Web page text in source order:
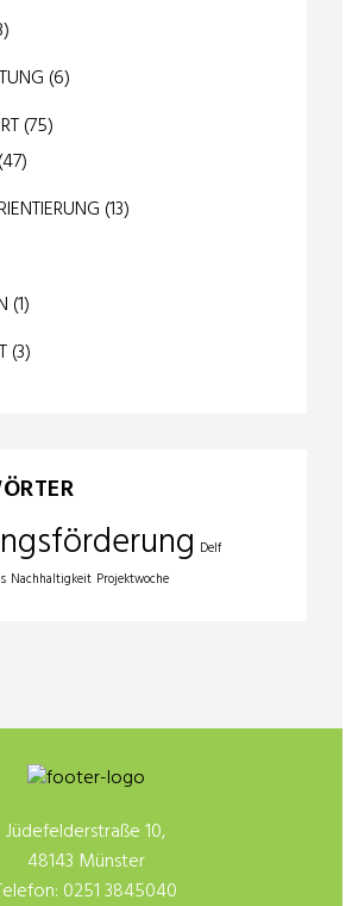
(6)
(75)
(47)
(13)
(1)
(3)
Delf
Nachhaltigkeit Projektwoche
Jüdefelderstraße 10,
48143 Münster
0251 3845040